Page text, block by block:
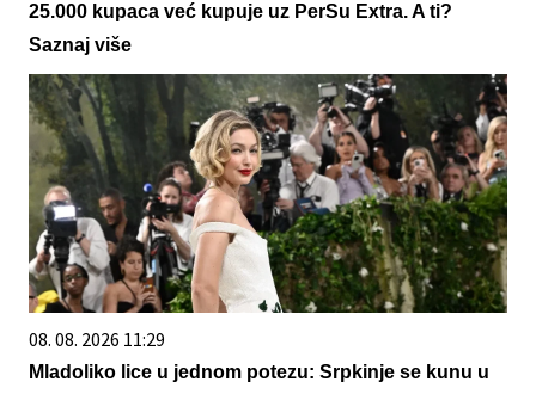
25.000 kupaca već kupuje uz PerSu Extra. A ti?
Saznaj više
08. 08. 2026 11:29
Mladoliko lice u jednom potezu: Srpkinje se kunu u